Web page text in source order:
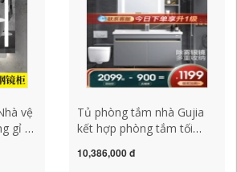
vệ
gỉ tủ
Tủ phòng tắm nhà Gujia
kết hợp phòng tắm tối
phòng tắm tích hợp bồn
10,386,000 đ